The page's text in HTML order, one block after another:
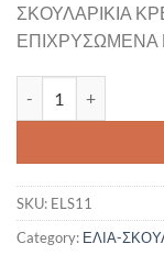
ΣΚΟΥΛΑΡΙΚΙΑ
ΕΠΙΧΡΥΣΩΜΕΝΑ
SKU: ELS11
Category: ΕΛΙΑ-